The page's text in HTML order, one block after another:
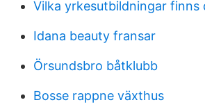
Vilka yrkesutbildningar finns
Idana beauty fransar
Örsundsbro båtklubb
Bosse rappne växthus